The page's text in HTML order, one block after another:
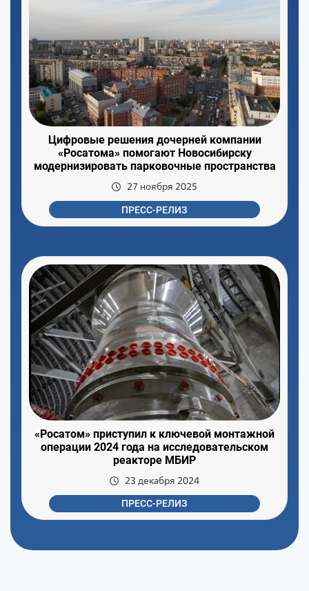
Цифровые решения дочерней компании
«Росатома» помогают Новосибирску
модернизировать парковочные пространства
27 ноября 2025
ПРЕСС-РЕЛИЗ
«Росатом» приступил к ключевой монтажной
операции 2024 года на исследовательском
реакторе МБИР
23 декабря 2024
ПРЕСС-РЕЛИЗ